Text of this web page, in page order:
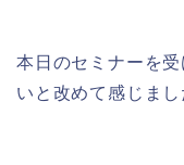
本日のセミナーを
いと改めて感じまし